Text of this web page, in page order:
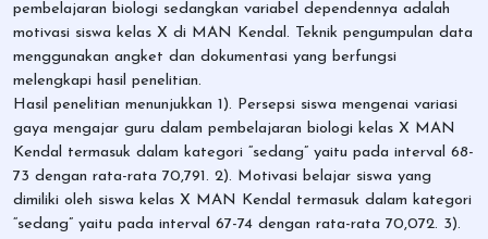
pembelajaran biologi sedangkan variabel dependennya adalah
motivasi siswa kelas X di MAN Kendal. Teknik pengumpulan data
menggunakan angket dan dokumentasi yang berfungsi
melengkapi hasil penelitian.
Hasil penelitian menunjukkan 1). Persepsi siswa mengenai variasi
gaya mengajar guru dalam pembelajaran biologi kelas X MAN
Kendal termasuk dalam kategori “sedang” yaitu pada interval 68-
73 dengan rata-rata 70,791. 2). Motivasi belajar siswa yang
dimiliki oleh siswa kelas X MAN Kendal termasuk dalam kategori
“sedang” yaitu pada interval 67-74 dengan rata-rata 70,072. 3).